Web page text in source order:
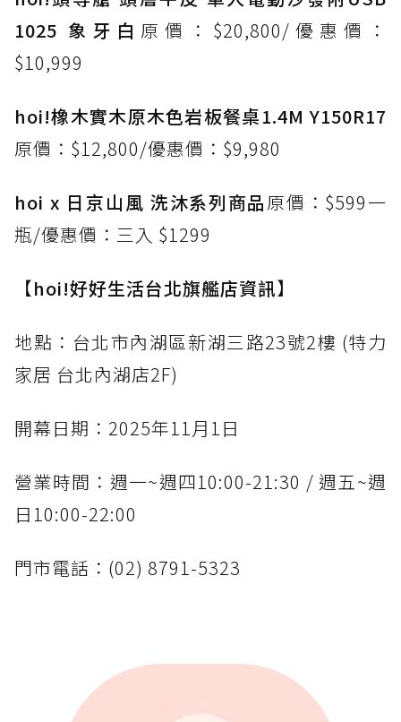
1025 象牙白 原價：$20,800/優惠價：
$10,999
hoi!橡木實木原木色岩板餐桌1.4M Y150R17
原價：$12,800/優惠價：$9,980
hoi x 日京山風 洗沐系列商品原價：$599一
瓶/優惠價：三入 $1299
【hoi!好好生活台北旗艦店資訊】
地點：台北市內湖區新湖三路23號2樓 (特力
家居 台北內湖店2F)
開幕日期：2025年11月1日
營業時間：週一~週四10:00-21:30 / 週五~週
日10:00-22:00
門市電話：(02) 8791-5323